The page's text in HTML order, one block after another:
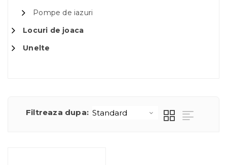
Pompe de iazuri
Locuri de joaca
Unelte
Filtreaza dupa: